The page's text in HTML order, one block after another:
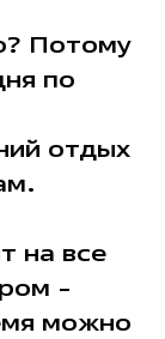
Потому
по
отдых
на все
-
можно